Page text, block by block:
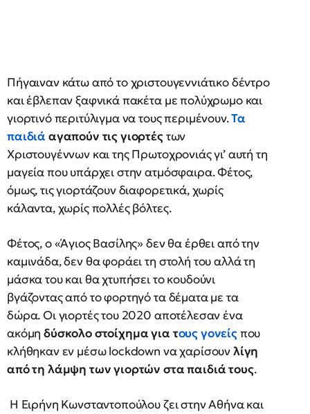
Πήγαιναν κάτω από το χριστουγεννιάτικο δέντρο
και έβλεπαν ξαφνικά πακέτα με πολύχρωμο και
γιορτινό περιτύλιγμα να τους περιμένουν.Τα
παιδιά αγαπούν τις γιορτέςτων
Χριστουγέννων και της Πρωτοχρονιάς γι’ αυτή τη
μαγεία που υπάρχει στην ατμόσφαιρα. Φέτος,
όμως, τις γιορτάζουν διαφορετικά, χωρίς
κάλαντα, χωρίς πολλές βόλτες.
Φέτος, ο «Άγιος Βασίλης» δεν θα έρθει από την
καμινάδα, δεν θα φοράει τη στολή του αλλά τη
μάσκα του και θα χτυπήσει το κουδούνι
βγάζοντας από το φορτηγό τα δέματα με τα
δώρα. Οι γιορτές του 2020 αποτέλεσαν ένα
ακόμηδύσκολο στοίχημα για τους γονείςπου
κλήθηκαν εν μέσω lockdown να χαρίσουνλίγη
από τη λάμψη των γιορτών στα παιδιά τους.
Η Ειρήνη Κωνσταντοπούλου ζει στην Αθήνα και